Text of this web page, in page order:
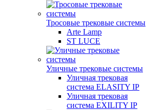
Тросовые трековые системы
Arte Lamp
ST LUCE
Уличные трековые системы
Уличная трековая
система ELASITY IP
Уличная трековая
система EXILITY IP